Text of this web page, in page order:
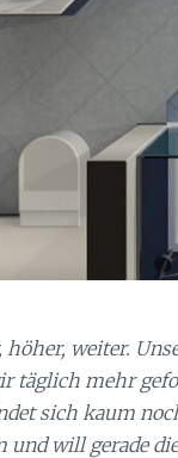
höher, weiter.
täglich mehr
sich kaum
und will gerade